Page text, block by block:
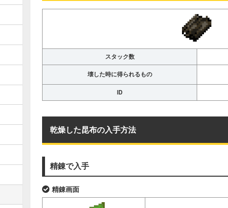
スタック数
壊した時に得られるもの
ID
乾燥した昆布の入手方法
精錬で入手
精錬画面